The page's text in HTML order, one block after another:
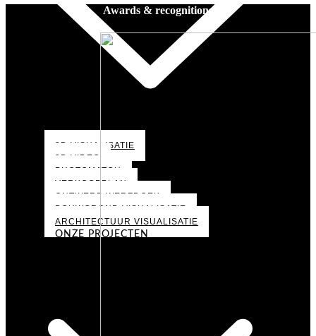
3D VISUALISATIE
3D VIDEO
PHOTOMATCH
VERKOOPPLAN
ONTWERP WERFDOEK
BOUWGROND VISUALISATIE
ARCHITECTUUR VISUALISATIE
ONZE PROJECTEN
Awards & recognitions